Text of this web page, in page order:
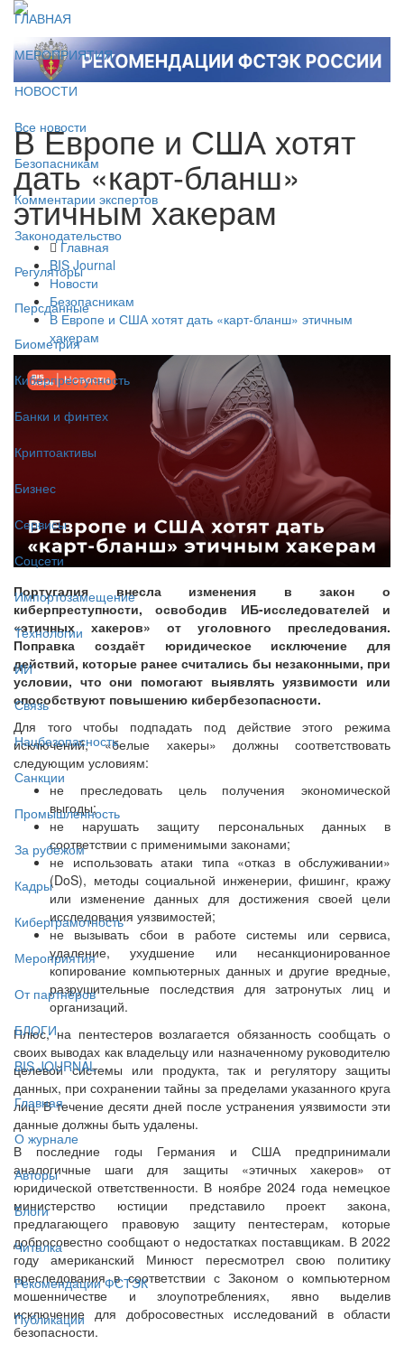
ГЛАВНАЯ
МЕРОПРИЯТИЯ
НОВОСТИ
Все новости
Безопасникам
Комментарии экспертов
Законодательство
Регуляторы
Персданные
Биометрия
Киберпреступность
Банки и финтех
Криптоактивы
Бизнес
Сервисы
Соцсети
Импортозамещение
Технологии
ИИ
Связь
Нацбезопасность
Санкции
Промышленность
За рубежом
Кадры
Киберграмотность
Мероприятия
От партнёров
БЛОГИ
BIS JOURNAL
Главная
О журнале
Авторы
Блоги
Читалка
Рекомендации ФСТЭК
Публикации
В Европе и США хотят
дать «карт-бланш»
этичным хакерам
Главная
BIS Journal
Новости
Безопасникам
В Европе и США хотят дать «карт-бланш» этичным
хакерам
Португалия внесла изменения в закон о
киберпреступности, освободив ИБ-исследователей и
«этичных хакеров» от уголовного преследования.
Поправка создаёт юридическое исключение для
действий, которые ранее считались бы незаконными, при
условии, что они помогают выявлять уязвимости или
способствуют повышению кибербезопасности.
Для того чтобы подпадать под действие этого режима
исключений, «белые хакеры» должны соответствовать
следующим условиям:
не преследовать цель получения экономической
выгоды;
не нарушать защиту персональных данных в
соответствии с применимыми законами;
не использовать атаки типа «отказ в обслуживании»
(DoS), методы социальной инженерии, фишинг, кражу
или изменение данных для достижения своей цели
исследования уязвимостей;
не вызывать сбои в работе системы или сервиса,
удаление, ухудшение или несанкционированное
копирование компьютерных данных и другие вредные,
разрушительные последствия для затронутых лиц и
организаций.
Плюс, на пентестеров возлагается обязанность сообщать о
своих выводах как владельцу или назначенному руководителю
целевой системы или продукта, так и регулятору защиты
данных, при сохранении тайны за пределами указанного круга
лиц. В течение десяти дней после устранения уязвимости эти
данные должны быть удалены.
В последние годы Германия и США предпринимали
аналогичные шаги для защиты «этичных хакеров» от
юридической ответственности. В ноябре 2024 года немецкое
министерство юстиции представило проект закона,
предлагающего правовую защиту пентестерам, которые
добросовестно сообщают о недостатках поставщикам. В 2022
году американский Минюст пересмотрел свою политику
преследования в соответствии с Законом о компьютерном
мошенничестве и злоупотреблениях, явно выделив
исключение для добросовестных исследований в области
безопасности.